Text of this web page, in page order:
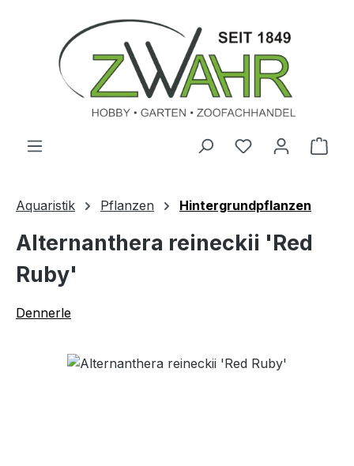
Zum Hauptinhalt springen
Aquaristik Pflanzen Hintergrundpflanzen
Alternanthera reineckii 'Red
Ruby'
Dennerle
Bildergalerie überspringen